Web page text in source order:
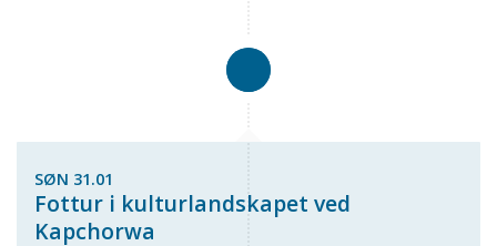
SØN 31.01
Fottur i kulturlandskapet ved
Kapchorwa